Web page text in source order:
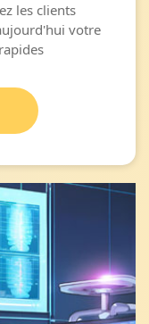
les clients
votre